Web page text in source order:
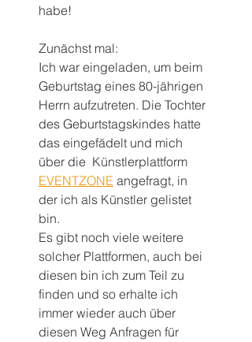
habe!
Zunächst mal:
Ich war eingeladen, um beim
Geburtstag eines 80-jährigen
Herrn aufzutreten. Die Tochter
des Geburtstagskindes hatte
das eingefädelt und mich
über die  Künstlerplattform
EVENTZONE angefragt, in
der ich als Künstler gelistet
bin.
Es gibt noch viele weitere
solcher Plattformen, auch bei
diesen bin ich zum Teil zu
finden und so erhalte ich
immer wieder auch über
diesen Weg Anfragen für